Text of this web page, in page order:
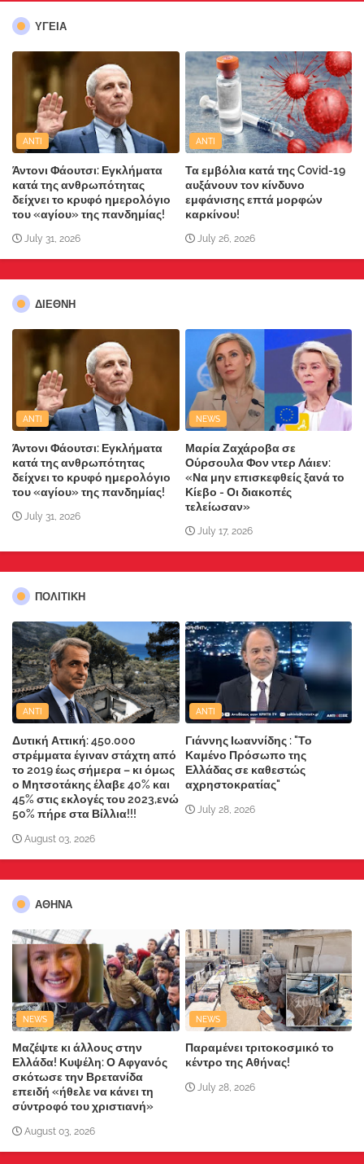
ΥΓΕΙΑ
ANTI
Άντονι Φάουτσι: Εγκλήματα
κατά της ανθρωπότητας
δείχνει το κρυφό ημερολόγιο
του «αγίου» της πανδημίας!
July 31, 2026
ANTI
Τα εμβόλια κατά της Covid-19
αυξάνουν τον κίνδυνο
εμφάνισης επτά μορφών
καρκίνου!
July 26, 2026
ΔΙΕΘΝΗ
ANTI
Άντονι Φάουτσι: Εγκλήματα
κατά της ανθρωπότητας
δείχνει το κρυφό ημερολόγιο
του «αγίου» της πανδημίας!
July 31, 2026
NEWS
Μαρία Ζαχάροβα σε
Ούρσουλα Φον ντερ Λάιεν:
«Να μην επισκεφθείς ξανά το
Κίεβο - Οι διακοπές
τελείωσαν»
July 17, 2026
ΠΟΛΙΤΙΚΗ
ANTI
Δυτική Αττική: 450.000
στρέμματα έγιναν στάχτη από
το 2019 έως σήμερα – κι όμως
ο Μητσοτάκης έλαβε 40% και
45% στις εκλογές του 2023,ενώ
50% πήρε στα Βίλλια!!!
August 03, 2026
ANTI
Γιάννης Ιωαννίδης : "Το
Καμένο Πρόσωπο της
Ελλάδας σε καθεστώς
αχρηστοκρατίας"
July 28, 2026
ΑΘΗΝΑ
NEWS
Μαζέψτε κι άλλους στην
Ελλάδα! Κυψέλη: Ο Αφγανός
σκότωσε την Βρετανίδα
επειδή «ήθελε να κάνει τη
σύντροφό του χριστιανή»
August 03, 2026
NEWS
Παραμένει τριτοκοσμικό το
κέντρο της Αθήνας!
July 28, 2026